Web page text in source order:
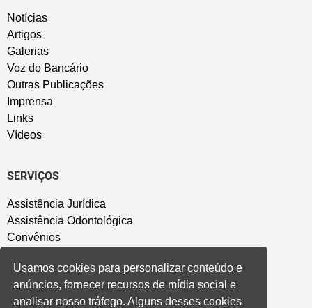
Notícias
Artigos
Galerias
Voz do Bancário
Outras Publicações
Imprensa
Links
Vídeos
SERVIÇOS
Assistência Jurídica
Assistência Odontológica
Convênios
Salão de Festa
Política de Privacidade
Usamos cookies para personalizar conteúdo e
anúncios, fornecer recursos de mídia social e
analisar nosso tráfego. Alguns desses cookies